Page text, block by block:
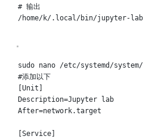
# 输出
/home/k/.local/bin/jupyter-lab
sudo nano
/etc/systemd/
#添加以下
[Unit]
Description=Jupyter
lab
After=network.target
[Service]